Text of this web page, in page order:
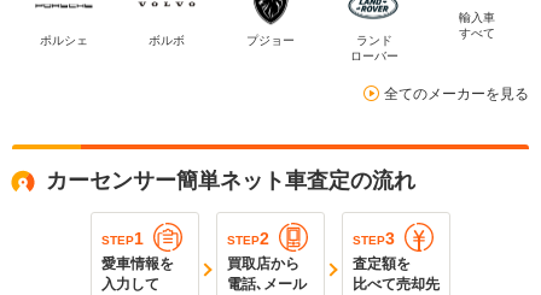
ポルシェ ボルボ プジョー
ランド
ローバー
輸入車
すべて
全てのメーカーを見る
カーセンサー簡単ネット車査定の流れ
STEP1
愛車情報を
入力して
STEP2
買取店から
電話､メール
STEP3
査定額を
比べて売却先